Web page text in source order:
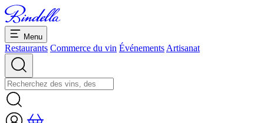
Menu
Restaurants Commerce du vin Événements Artisanat